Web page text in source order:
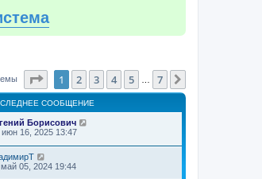
Страница1 из
1 2 3 4 5 7
СООБЩЕНИЕ
Борисович
16, 2025 13:47
05, 2024 19:44